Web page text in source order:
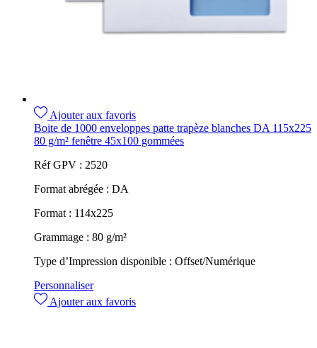
Ajouter aux favoris
Boite de 1000 enveloppes patte trapèze blanches DA 115x225
80 g/m² fenêtre 45x100 gommées
Réf GPV : 2520
Format abrégée : DA
Format : 114x225
Grammage : 80 g/m²
Type d’Impression disponible : Offset/Numérique
Personnaliser
Ajouter aux favoris